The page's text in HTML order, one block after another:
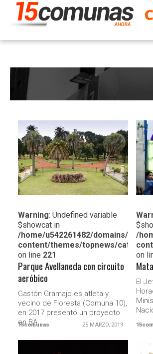
LEER MAS
Warning: Undefined variable
$showcat in
/home/u542261482/domains/
content/themes/topnews/
on line 221
Parque Avellaneda con circuito
aeróbico
Gastón Gramajo es atleta y
vecino de Floresta (Comuna 10),
en 2017 presentó un proyecto
en BA...
15comunas 25 MARZO, 2019
/
on
El